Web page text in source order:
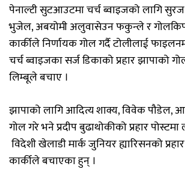
पेनाल्टी सुटआउटमा चर्च ब्वाइजको लागि
भुजेल, अबयोमी अलुवासेउन फकुन्ले र
कार्कीले निर्णायक गोल गर्दै टोलीलाई
चर्च ब्वाइजका सर्ज डिकाको प्रहार झापाको
लिम्बूले बचाए ।
झापाको लागि आदित्य शाक्य, विवेक पौडेल,
गोल गरे भने प्रदीप बुढाथोकीको प्रहार पोस्टमा
विदेशी खेलाडी मार्क जुनियर ह्यारिसनको
कार्कीले बचाएका हुन् ।